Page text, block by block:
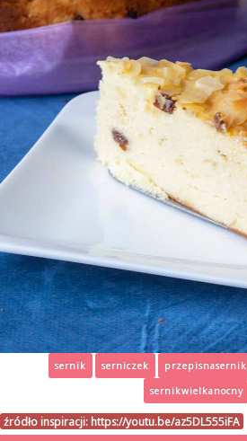
sernik serniczek przepisnasernik
sernikwielkanocny
źródło inspiracji: https://youtu.be/az5DL555iFA